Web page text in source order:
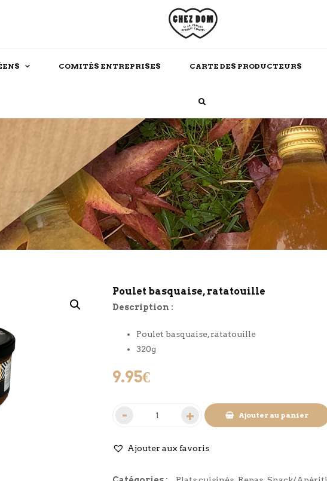
Chocolat
Dessert
Boissons Chaudes
Alcool
Maison
COMITÉS ENTREPRISES CARTE DES PRODUCTEURS
Poulet basquaise, ratatouille
Description :
Poulet basquaise, ratatouille
320g
9.95€
Ajouter au panier
Ajouter aux favoris